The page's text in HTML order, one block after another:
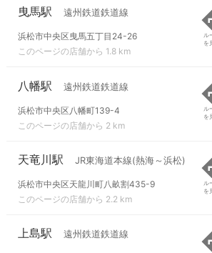
曳馬駅 遠州鉄道鉄道線
浜松市中央区曳馬五丁目24-26
このページの店舗から 1.8 km
ル
を
八幡駅 遠州鉄道鉄道線
浜松市中央区八幡町139-4
このページの店舗から 2 km
ル
を
天竜川駅 JR東海道本線(熱海～浜松)
浜松市中央区天龍川町八畝割435-9
このページの店舗から 2.2 km
ル
を
上島駅 遠州鉄道鉄道線